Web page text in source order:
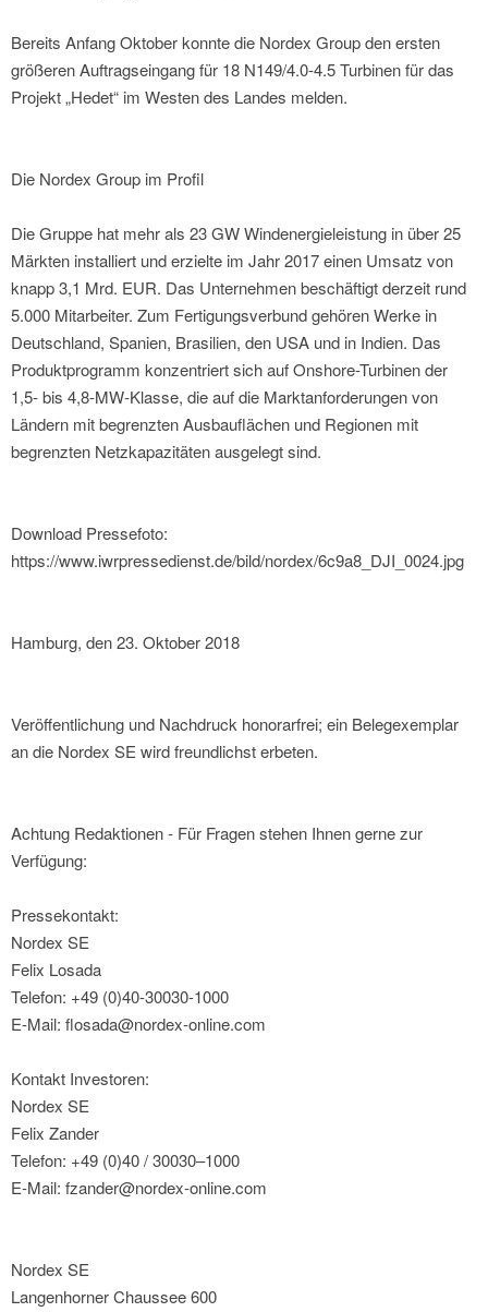
Bereits Anfang Oktober konnte die Nordex Group den ersten
größeren Auftragseingang für 18 N149/4.0-4.5 Turbinen für das
Projekt „Hedet“ im Westen des Landes melden.
Die Nordex Group im Profil
Die Gruppe hat mehr als 23 GW Windenergieleistung in über 25
Märkten installiert und erzielte im Jahr 2017 einen Umsatz von
knapp 3,1 Mrd. EUR. Das Unternehmen beschäftigt derzeit rund
5.000 Mitarbeiter. Zum Fertigungsverbund gehören Werke in
Deutschland, Spanien, Brasilien, den USA und in Indien. Das
Produktprogramm konzentriert sich auf Onshore-Turbinen der
1,5- bis 4,8-MW-Klasse, die auf die Marktanforderungen von
Ländern mit begrenzten Ausbauflächen und Regionen mit
begrenzten Netzkapazitäten ausgelegt sind.
Download Pressefoto:
https://www.iwrpressedienst.de/bild/nordex/6c9a8_DJI_0024.jpg
Hamburg, den 23. Oktober 2018
Veröffentlichung und Nachdruck honorarfrei; ein Belegexemplar
an die Nordex SE wird freundlichst erbeten.
Achtung Redaktionen - Für Fragen stehen Ihnen gerne zur
Verfügung:
Pressekontakt:
Nordex SE
Felix Losada
Telefon: +49 (0)40-30030-1000
E-Mail: flosada@nordex-online.com
Kontakt Investoren:
Nordex SE
Felix Zander
Telefon: +49 (0)40 / 30030–1000
E-Mail: fzander@nordex-online.com
Nordex SE
Langenhorner Chaussee 600